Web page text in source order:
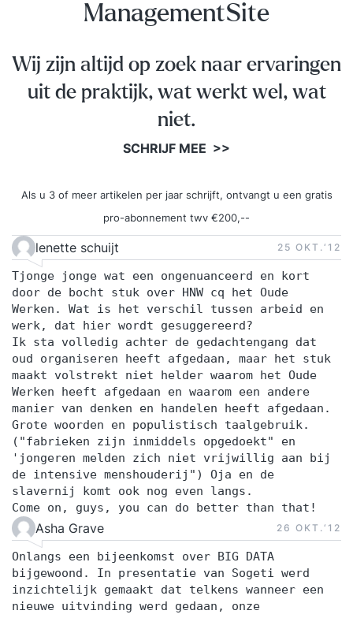
ManagementSite
Wij zijn altijd op zoek naar ervaringen
uit de praktijk, wat werkt wel, wat
niet.
SCHRIJF MEE >>
Als u 3 of meer artikelen per jaar schrijft, ontvangt u een gratis
pro-abonnement twv €200,--
lenette schuijt 25 OKT.‘12
Tjonge jonge wat een ongenuanceerd en kort
door de bocht stuk over HNW cq het Oude
Werken. Wat is het verschil tussen arbeid en
werk, dat hier wordt gesuggereerd?
Ik sta volledig achter de gedachtengang dat
oud organiseren heeft afgedaan, maar het stuk
maakt volstrekt niet helder waarom het Oude
Werken heeft afgedaan en waarom een andere
manier van denken en handelen heeft afgedaan.
Grote woorden en populistisch taalgebruik.
("fabrieken zijn inmiddels opgedoekt" en
'jongeren melden zich niet vrijwillig aan bij
de intensive menshouderij") Oja en de
slavernij komt ook nog even langs.
Come on, guys, you can do better than that!
Asha Grave 26 OKT.‘12
Onlangs een bijeenkomst over BIG DATA
bijgewoond. In presentatie van Sogeti werd
inzichtelijk gemaakt dat telkens wanneer een
nieuwe uitvinding werd gedaan, onze